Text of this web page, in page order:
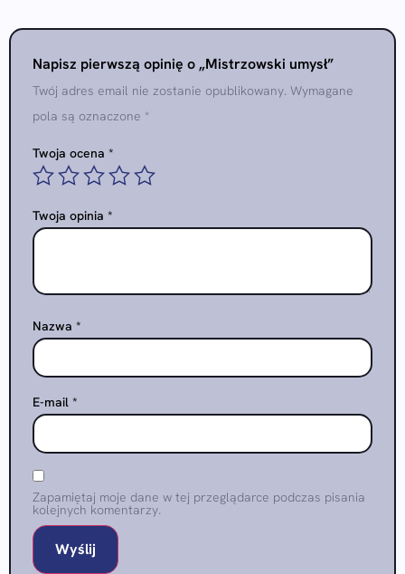
Napisz pierwszą opinię o „Mistrzowski umysł”
Twój adres email nie zostanie opublikowany. Wymagane
pola są oznaczone *
Twoja ocena *
Twoja opinia *
Nazwa *
E-mail *
Zapamiętaj moje dane w tej przeglądarce podczas pisania
kolejnych komentarzy.